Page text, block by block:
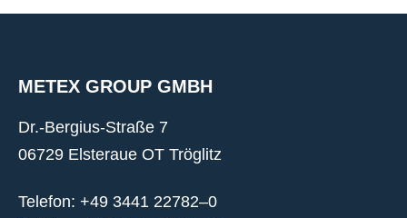
METEX GROUP GMBH
Dr.-Bergius-Straße 7
06729 Elsteraue OT Tröglitz
Telefon: +49 3441 22782–0